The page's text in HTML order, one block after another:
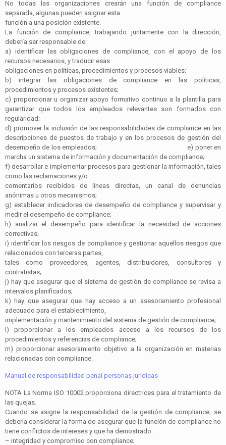
No todas las organizaciones crearán una función de compliance
separada, algunas pueden asignar esta
función a una posición existente.
La función de compliance, trabajando juntamente con la dirección,
debería ser responsable de:
a) identificar las obligaciones decompliance, con el apoyo de los
recursos necesarios, y traducir esas
obligaciones en políticas, procedimientos y procesos viables;
b) integrar las obligaciones decompliance en las políticas,
procedimientos y procesos existentes;
c) proporcionar u organizar apoyo formativo continuo a la plantilla para
garantizar que todos los empleados relevantes son formados con
regularidad;
d)promover la inclusión de las responsabilidades de compliance en las
descripciones de puestos de trabajo y en los procesos de gestión del
desempeño de los empleados;
e) poner en
marcha un sistema de información y documentación de compliance;
f) desarrollar e implementar procesos para gestionar la información, tales
como las reclamaciones y/o
comentarios recibidos de líneas directas, un canal de denuncias
anónimas u otros mecanismos;
g) establecer indicadores de desempeño de compliance y supervisar y
medir el desempeño de compliance;
h) analizar el desempeño para identificar la necesidad de acciones
correctivas;
i)identificar los riesgos de compliance y gestionar aquellos riesgos que
relacionados con terceras partes,
tales como proveedores, agentes, distribuidores, consultores y
contratistas;
j) hay que asegurar que el sistema de gestión de compliance se revisa a
intervalos planificados;
k) hay que asegurar que hay acceso a un asesoramiento profesional
adecuado para el establecimiento,
implementación y mantenimiento del sistema de gestión de compliance;
l)proporcionar a los empleados acceso a los recursos de los
procedimientos y referencias de compliance;
m) proporcionar asesoramiento objetivo a la organización en materias
relacionadas con compliance.
Manual de responsabilidad penal personas juridicas
NOTA La Norma ISO 10002 proporciona directrices para el tratamiento de
las quejas.
Cuando se asigne la responsabilidad de la gestión decompliance, se
debería considerar la forma de asegurar que la función de complianceno
tiene conflictos de intereses y que ha demostrado:
– integridad y compromiso con compliance;